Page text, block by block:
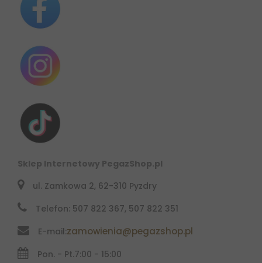
Sklep Internetowy PegazShop.pl
ul. Zamkowa 2, 62-310 Pyzdry
Telefon: 507 822 367, 507 822 351
E-mail:zamowienia@pegazshop.pl
Pon. - Pt.7:00 - 15:00